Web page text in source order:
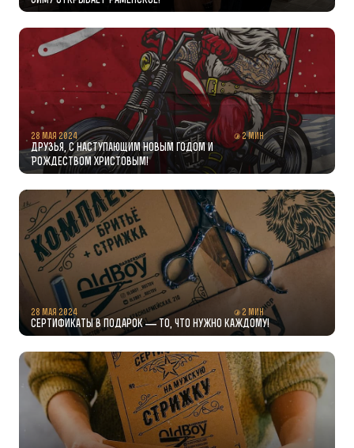
28 мая 2024 2 мин
Друзья, с наступающим Новым годом и
Рождеством Христовым!
28 мая 2024 2 мин
Сертификаты в подарок — то, что нужно каждому!